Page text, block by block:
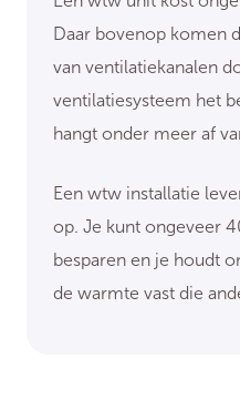
Daar bovenop komen
van ventilatiekanalen
ventilatiesysteem het
hangt onder meer af
Een wtw installatie
op. Je kunt ongeveer
besparen en je houdt
de warmte vast die